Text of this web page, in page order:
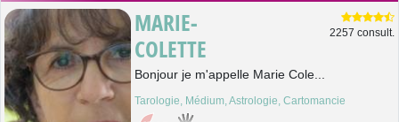
MARIE-
COLETTE
2257 consult.
Bonjour je m'appelle Marie Cole...
Tarologie, Médium, Astrologie, Cartomancie